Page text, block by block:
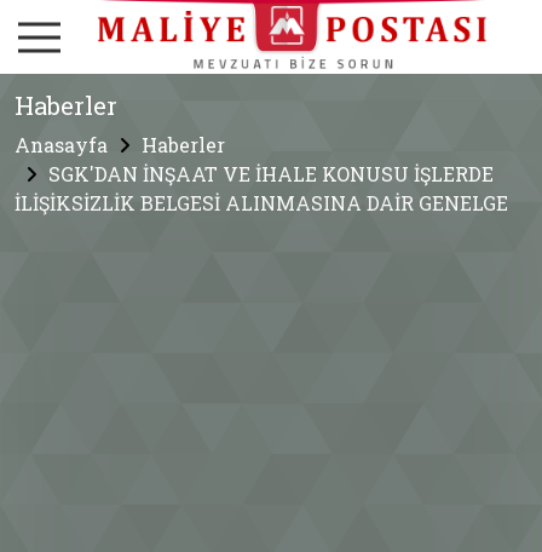
Haberler
Anasayfa
Haberler
SGK'DAN İNŞAAT VE İHALE KONUSU İŞLERDE
İLİŞİKSİZLİK BELGESİ ALINMASINA DAİR GENELGE